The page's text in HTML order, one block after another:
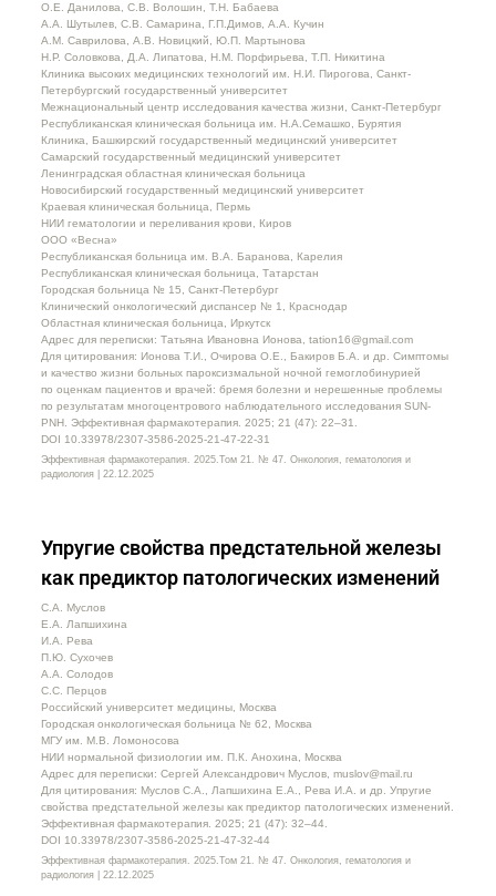
О.Е. Данилова, С.В. Волошин, Т.Н. Бабаева
А.А. Шутылев, С.В. Самарина, Г.П.Димов, А.А. Кучин
А.М. Саврилова, А.В. Новицкий, Ю.П. Мартынова
Н.Р. Соловкова, Д.А. Липатова, Н.М. Порфирьева, Т.П. Никитина
Клиника высоких медицинских технологий им. Н.И. Пирогова, Санкт-
Петербургский государственный университет
Межнациональный центр исследования качества жизни, Санкт-Петербург
Республиканская клиническая больница им. Н.А.Семашко, Бурятия
Клиника, Башкирский государственный медицинский университет
Самарский государственный медицинский университет
Ленинградская областная клиническая больница
Новосибирский государственный медицинский университет
Краевая клиническая больница, Пермь
НИИ гематологии и переливания крови, Киров
ООО «Весна»
Республиканская больница им. В.А. Баранова, Карелия
Республиканская клиническая больница, Татарстан
Городская больница № 15, Санкт-Петербург
Клинический онкологический диспансер № 1, Краснодар
Областная клиническая больница, Иркутск
Адрес для переписки: Татьяна Ивановна Ионова, tation16@gmail.com
Для цитирования: Ионова Т.И., Очирова О.Е., Бакиров Б.А. и др. Симптомы
и качество жизни больных пароксизмальной ночной гемоглобинурией
по оценкам пациентов и врачей: бремя болезни и нерешенные проблемы
по результатам многоцентрового наблюдательного исследования SUN-
PNH. Эффективная фармакотерапия. 2025; 21 (47): 22–31.
DOI 10.33978/2307-3586-2025-21-47-22-31
Эффективная фармакотерапия. 2025.Том 21. № 47. Онкология, гематология и
радиология | 22.12.2025
Упругие свойства предстательной железы
как предиктор патологических изменений
С.А. Муслов
Е.А. Лапшихина
И.А. Рева
П.Ю. Сухочев
А.А. Солодов
С.С. Перцов
Российский университет медицины, Москва
Городская онкологическая больница № 62, Москва
МГУ им. М.В. Ломоносова
НИИ нормальной физиологии им. П.К. Анохина, Москва
Адрес для переписки: Сергей Александрович Муслов, muslov@mail.ru
Для цитирования: Муслов С.А., Лапшихина Е.А., Рева И.А. и др. Упругие
свойства предстательной железы как предиктор патологических изменений.
Эффективная фармакотерапия. 2025; 21 (47): 32–44.
DOI 10.33978/2307-3586-2025-21-47-32-44
Эффективная фармакотерапия. 2025.Том 21. № 47. Онкология, гематология и
радиология | 22.12.2025